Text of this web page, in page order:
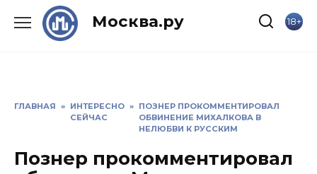
Москва.ру 18+
ГЛАВНАЯ » ИНТЕРЕСНО
СЕЙЧАС
» ПОЗНЕР ПРОКОММЕНТИРОВАЛ
ОБВИНЕНИЕ МИХАЛКОВА В
НЕЛЮБВИ К РУССКИМ
Познер прокомментировал